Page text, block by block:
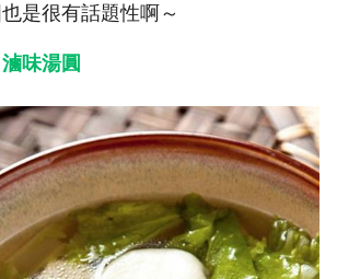
是很有話題性啊～
味湯圓